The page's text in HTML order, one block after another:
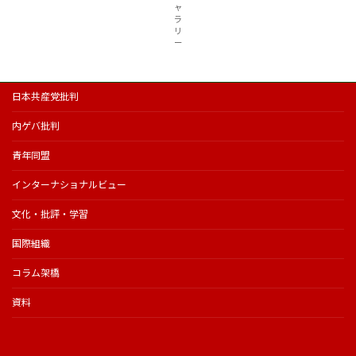
ャ
ラ
リ
ー
日本共産党批判
内ゲバ批判
青年同盟
インターナショナルビュー
文化・批評・学習
国際組織
コラム架橋
資料